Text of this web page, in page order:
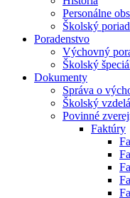
Personálne
Školský
Poradenstvo
Výchovný
Školský
Dokumenty
Správa o
Školský
Povinné
Faktúry